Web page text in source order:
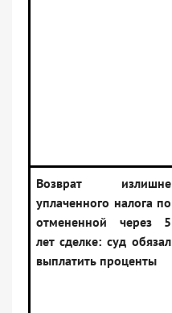
Возврат излишне
уплаченного налога по
отмененной через 5
лет сделке: суд обязал
выплатить проценты